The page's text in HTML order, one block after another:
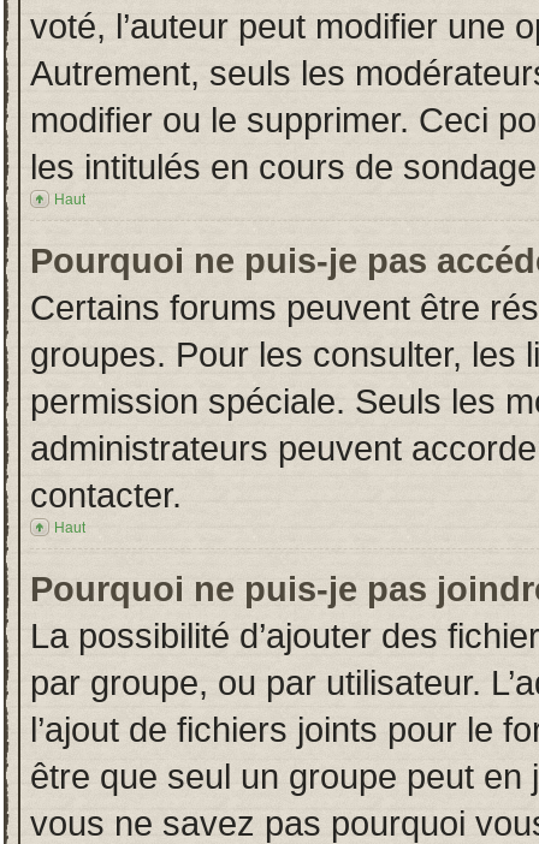
voté, l’auteur peut modifier une
Autrement, seuls les
modifier ou le supprimer. Ceci
les intitulés en cours de
Haut
Pourquoi ne puis-je pas
Certains forums peuvent être
groupes. Pour les consulter, les
permission spéciale. Seuls les
administrateurs peuvent
contacter.
Haut
Pourquoi ne puis-je pas
La possibilité d’ajouter des
par groupe, ou par utilisateur.
l’ajout de fichiers joints pour le
être que seul un groupe peut en
vous ne savez pas pourquoi